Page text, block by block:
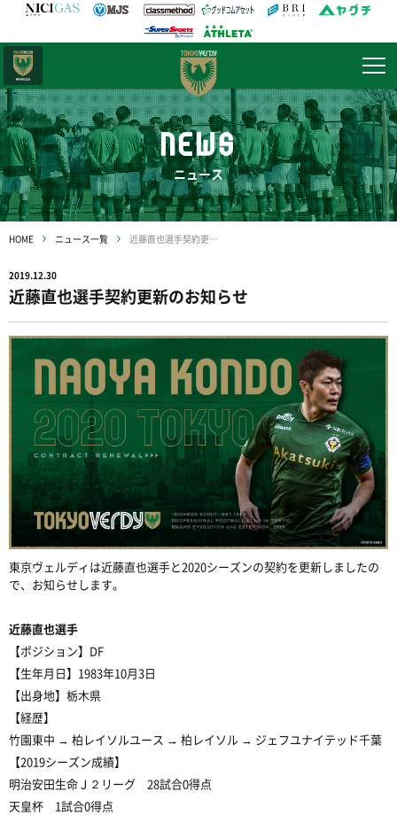
NEWS
ニュース
HOME ニュース一覧 近藤直也選手契約更新のお知らせ
2019.12.30
近藤直也選手契約更新のお知らせ
東京ヴェルディは近藤直也選手と2020シーズンの契約を更新しましたの
で、お知らせします。
近藤直也選手
【ポジション】DF
【生年月日】1983年10月3日
【出身地】栃木県
【経歴】
竹園東中 → 柏レイソルユース → 柏レイソル → ジェフユナイテッド千葉
【2019シーズン成績】
明治安田生命Ｊ２リーグ 28試合0得点
天皇杯 1試合0得点